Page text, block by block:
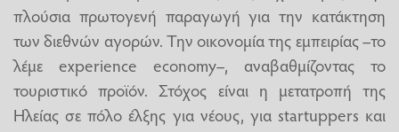
πλούσια πρωτογενή παραγωγή για την κατάκτηση
των διεθνών αγορών. Την οικονομία της εμπειρίας –το
λέμε experience economy–, αναβαθμίζοντας το
τουριστικό προϊόν. Στόχος είναι η μετατροπή της
Ηλείας σε πόλο έλξης για νέους, για startuppers και